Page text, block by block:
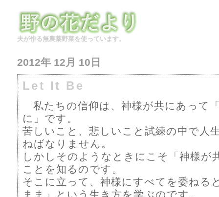
夫が作る無農薬野菜を使っています。
2012年 12月 10日
Let It Be
私たちの信仰は、神様が共にあって
に」です。
苦しいこと、悲しいこと試練の中で人
ねばなりません。
しかしそのようなときにこそ「神様が
ことを知るのです。
そこに立って、神様にすべてを委ねる
まま」という生き方を学ぶのです。